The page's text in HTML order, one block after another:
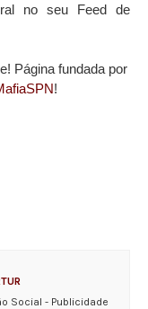
no seu Feed de
Página fundada por
!
Social - Publicidade